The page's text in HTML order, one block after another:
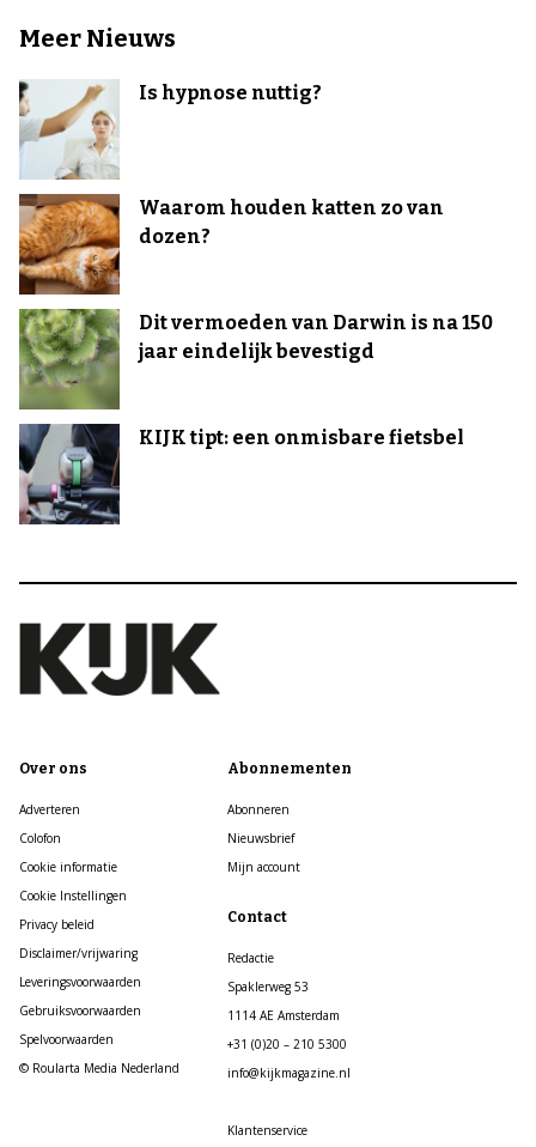
Meer Nieuws
Is hypnose nuttig?
Waarom houden katten zo van
dozen?
Dit vermoeden van Darwin is na 150
jaar eindelijk bevestigd
KIJK tipt: een onmisbare fietsbel
Over ons
Adverteren
Colofon
Cookie informatie
Cookie Instellingen
Privacy beleid
Disclaimer/vrijwaring
Leveringsvoorwaarden
Gebruiksvoorwaarden
Spelvoorwaarden
© Roularta Media Nederland
Abonnementen
Abonneren
Nieuwsbrief
Mijn account
Contact
Redactie
Spaklerweg 53
1114 AE Amsterdam
+31 (0)20 – 210 5300
info@kijkmagazine.nl
Klantenservice